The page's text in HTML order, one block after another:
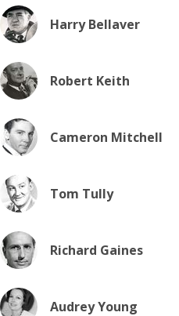
Harry Bellaver
Robert Keith
Cameron Mitchell
Tom Tully
Richard Gaines
Audrey Young